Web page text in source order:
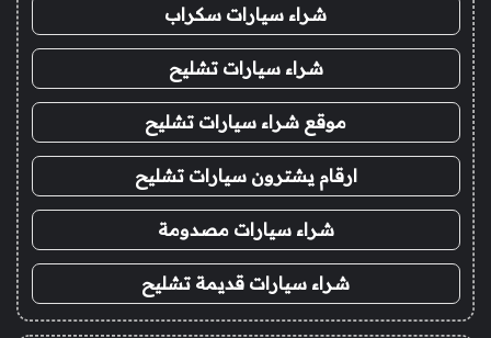
شراء سيارات سكراب
شراء سيارات تشليح
موقع شراء سيارات تشليح
ارقام يشترون سيارات تشليح
شراء سيارات مصدومة
شراء سيارات قديمة تشليح